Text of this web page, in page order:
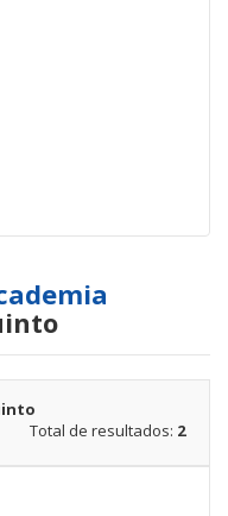
Total de resultados: 2